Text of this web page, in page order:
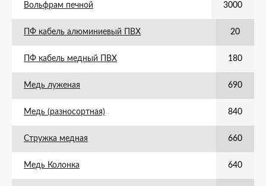
Вольфрам печной 3000
ПФ кабель алюминиевый ПВХ 20
ПФ кабель медный ПВХ 180
Медь луженая 690
Медь (разносортная) 840
Стружка медная 660
Медь Колонка 640